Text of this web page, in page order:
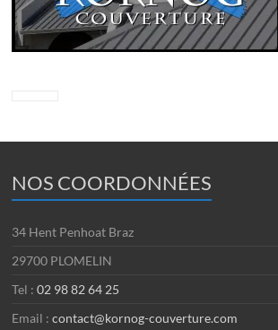
NOS COORDONNÉES
34 Hent Penhoat Braz
29700 PLOMELIN
Tel :02 98 82 64 25
Email :contact@kornog-couverture.com